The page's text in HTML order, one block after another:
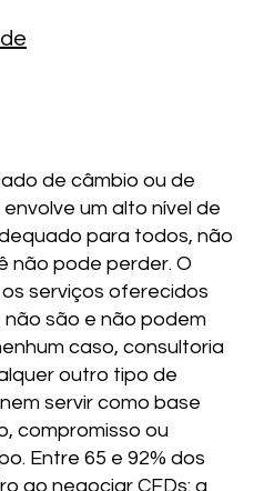
de câmbio ou de
um alto nível de
para todos, não
não pode perder. O
serviços oferecidos
são e não podem
caso, consultoria
outro tipo de
servir como base
compromisso ou
Entre 65 e 92% dos
ao negociar CFDs: a